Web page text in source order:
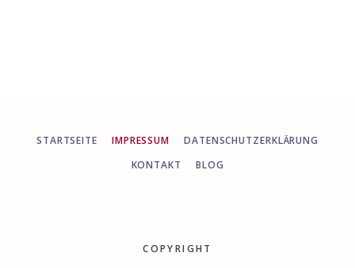
STARTSEITE IMPRESSUM
DATENSCHUTZERKLÄRUNG
KONTAKT
BLOG
COPYRIGHT